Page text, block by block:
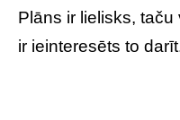
Plāns ir lielisks,
ir ieinteresēts to